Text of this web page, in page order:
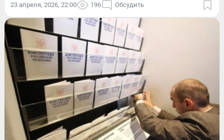
23 апреля, 2026, 22:00 196 Обсудить